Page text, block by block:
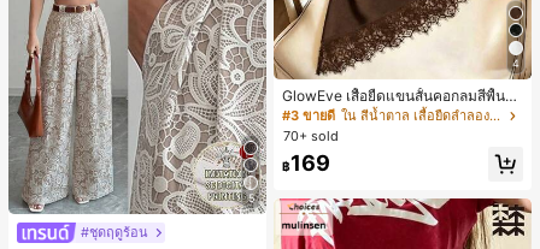
5
#ชุดฤดูร้อน
4
GlowEve เสื้อยืดแขนสั้นคอกลมสีพื้นลำ
ลองอเนกประสงค์สำหรับผู้หญิง
#3 ขายดี
ใน สีน้ำตาล เสื้อยืดลำลองพื้นฐาน
70+ sold
฿169